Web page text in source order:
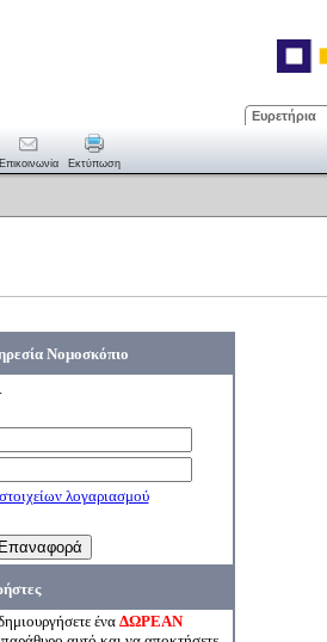
Ευρετήρια
Επικοινωνία Εκτύπωση